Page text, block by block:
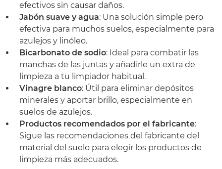
efectivos sin causar daños.
Jabón suave y agua: Una solución simple pero
efectiva para muchos suelos, especialmente para
azulejos y linóleo.
Bicarbonato de sodio: Ideal para combatir las
manchas de las juntas y añadirle un extra de
limpieza a tu limpiador habitual.
Vinagre blanco: Útil para eliminar depósitos
minerales y aportar brillo, especialmente en
suelos de azulejos.
Productos recomendados por el fabricante:
Sigue las recomendaciones del fabricante del
material del suelo para elegir los productos de
limpieza más adecuados.